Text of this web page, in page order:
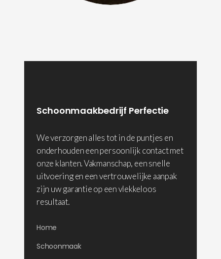
Schoonmaakbedrijf Perfectie
We verzorgen alles tot in de puntjes en
onderhouden een persoonlijk contact met
onze klanten. Vakmanschap, een snelle
uitvoering en een vertrouwelijke aanpak
zijn uw garantie op een vlekkeloos
resultaat.
Home
Schoonmaak